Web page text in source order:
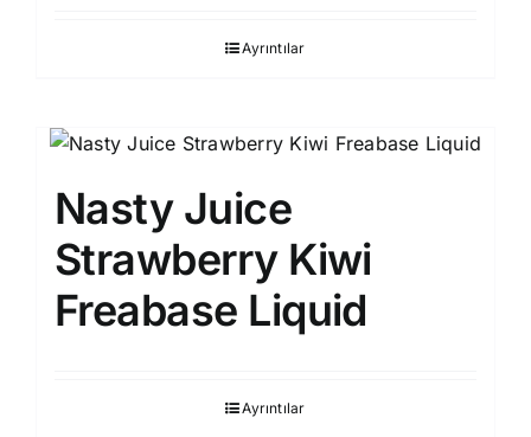
Ayrıntılar
Nasty Juice
Strawberry Kiwi
Freabase Liquid
Ayrıntılar